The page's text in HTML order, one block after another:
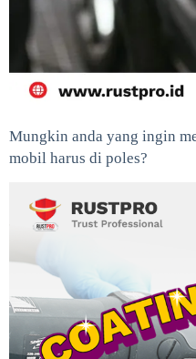
Mungkin anda yang ingin
mobil harus di poles?